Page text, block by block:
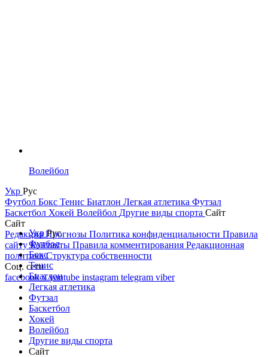
Волейбол
Укр Рус
Футбол Бокс Тенис Биатлон Легкая атлетика Футзал
Баскетбол Хокей Волейбол Другие виды спорта Сайт
Сайт
РедакцияПрогнозы Политика конфиденциальности Правила
сайтуКонтакты Правила комментирования Редакционная
политикаСтруктура собственности
Соц. сети
facebookxyoutube instagram telegram viber
УкрРус
Футбол
Бокс
Тенис
Биатлон
Легкая атлетика
Футзал
Баскетбол
Хокей
Волейбол
Другие виды спорта
Сайт